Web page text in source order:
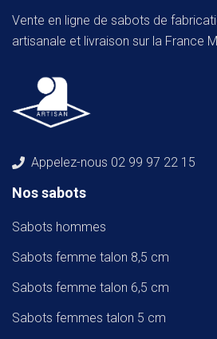
Vente en ligne de sabots de
artisanale et livraison sur la France
Appelez-nous 02 99 97 22 15
Nos sabots
Sabots hommes
Sabots femme talon 8,5 cm
Sabots femme talon 6,5 cm
Sabots femmes talon 5 cm